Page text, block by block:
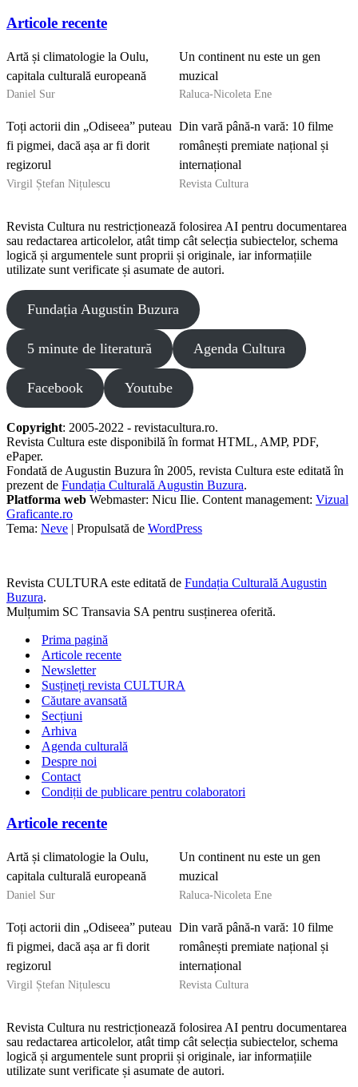
Articole recente
Artă și climatologie la Oulu,
capitala culturală europeană
Daniel Sur
Un continent nu este un gen
muzical
Raluca-Nicoleta Ene
Toți actorii din „Odiseea” puteau
fi pigmei, dacă așa ar fi dorit
regizorul
Virgil Ștefan Nițulescu
Din vară până-n vară: 10 filme
românești premiate național și
internațional
Revista Cultura
Revista Cultura nu restricționează folosirea AI pentru documentarea
sau redactarea articolelor, atât timp cât selecția subiectelor, schema
logică și argumentele sunt proprii și originale, iar informațiile
utilizate sunt verificate și asumate de autori.
Fundația Augustin Buzura
5 minute de literatură Agenda Cultura
Facebook Youtube
Copyright: 2005-2022 - revistacultura.ro.
Revista Cultura este disponibilă în format HTML, AMP, PDF,
ePaper.
Fondată de Augustin Buzura în 2005, revista Cultura este editată în
prezent de Fundația Culturală Augustin Buzura.
Platforma web Webmaster: Nicu Ilie. Content management: Vizual
Graficante.ro
Tema: Neve | Propulsată de WordPress
Revista CULTURA este editată de Fundația Culturală Augustin
Buzura.
Mulțumim SC Transavia SA pentru susținerea oferită.
Prima pagină
Articole recente
Newsletter
Susțineți revista CULTURA
Căutare avansată
Secțiuni
Arhiva
Agenda culturală
Despre noi
Contact
Condiții de publicare pentru colaboratori
Articole recente
Artă și climatologie la Oulu,
capitala culturală europeană
Daniel Sur
Un continent nu este un gen
muzical
Raluca-Nicoleta Ene
Toți actorii din „Odiseea” puteau
fi pigmei, dacă așa ar fi dorit
regizorul
Virgil Ștefan Nițulescu
Din vară până-n vară: 10 filme
românești premiate național și
internațional
Revista Cultura
Revista Cultura nu restricționează folosirea AI pentru documentarea
sau redactarea articolelor, atât timp cât selecția subiectelor, schema
logică și argumentele sunt proprii și originale, iar informațiile
utilizate sunt verificate și asumate de autori.